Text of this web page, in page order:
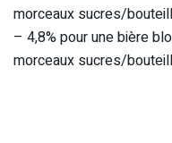
morceaux sucres/
– 4,8% pour une bière
morceaux sucres/